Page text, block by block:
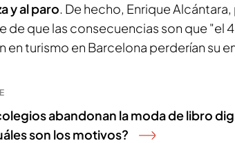
y al paro. De hecho, Enrique
de que las consecuencias son que "el
en turismo en Barcelona perderían su
abandonan la moda de libro
son los motivos?